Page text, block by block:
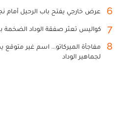
6 عرض خارجي يفتح باب الرحيل أمام
7 كواليس تعثر صفقة الوداد
8
مفاجأة الميركاتو... اسم غير متوقع
لجماهير الوداد